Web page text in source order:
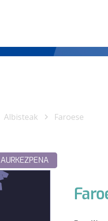
Albisteak Faroese
AURKEZPENA